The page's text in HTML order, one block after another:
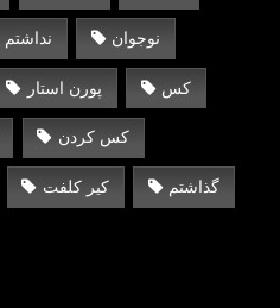
نداشتم نوجوان
پورن استار کس
کس کردن
کیر کلفت گذاشتم